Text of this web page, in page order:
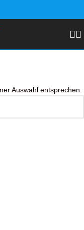
Auswahl entsprechen.